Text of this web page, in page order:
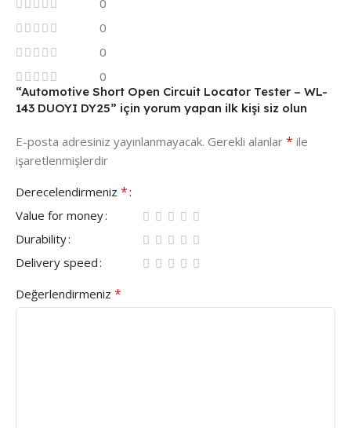
0
0
0
0
“Automotive Short Open Circuit Locator Tester – WL-
143 DUOYI DY25” için yorum yapan ilk kişi siz olun
E-posta adresiniz yayınlanmayacak. Gerekli alanlar * ile
işaretlenmişlerdir
Derecelendirmeniz *
Value for money
Durability
Delivery speed
Değerlendirmeniz *